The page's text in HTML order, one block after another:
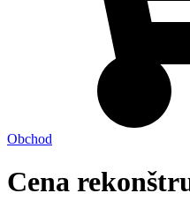
Obchod
Cena